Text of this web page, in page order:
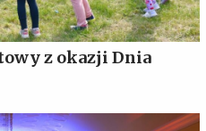
z okazji Dnia